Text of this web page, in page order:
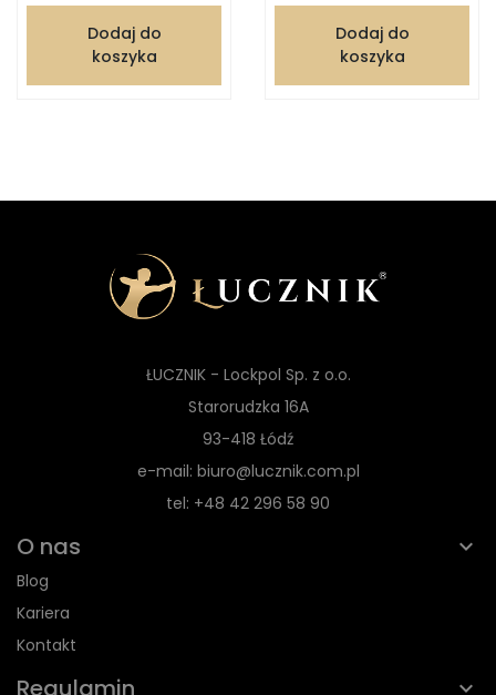
Dodaj do
koszyka
Dodaj do
koszyka
ŁUCZNIK - Lockpol Sp. z o.o.
Starorudzka 16A
93-418 Łódź
e-mail: biuro@lucznik.com.pl
tel: +48 42 296 58 90
O nas
Blog
Kariera
Kontakt
Regulamin